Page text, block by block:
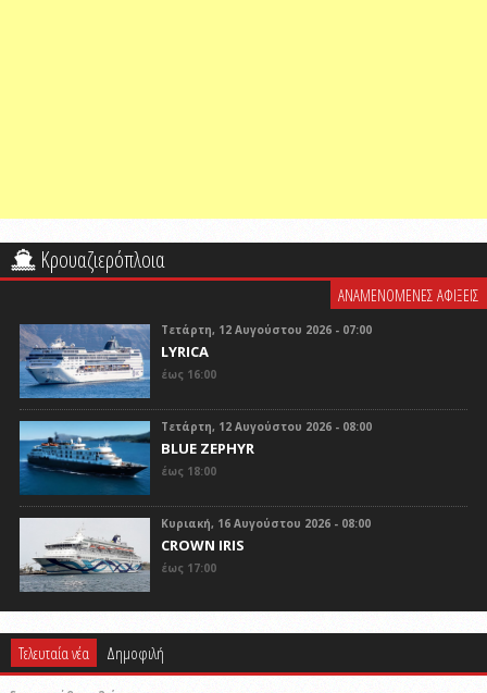
Κρουαζιερόπλοια
ΑΝΑΜΕΝΟΜΕΝΕΣ ΑΦΙΞΕΙΣ
Τετάρτη, 12 Αυγούστου 2026 - 07:00
LYRICA
έως 16:00
Τετάρτη, 12 Αυγούστου 2026 - 08:00
BLUE ZEPHYR
έως 18:00
Κυριακή, 16 Αυγούστου 2026 - 08:00
CROWN IRIS
έως 17:00
Τελευταία νέα Δημοφιλή